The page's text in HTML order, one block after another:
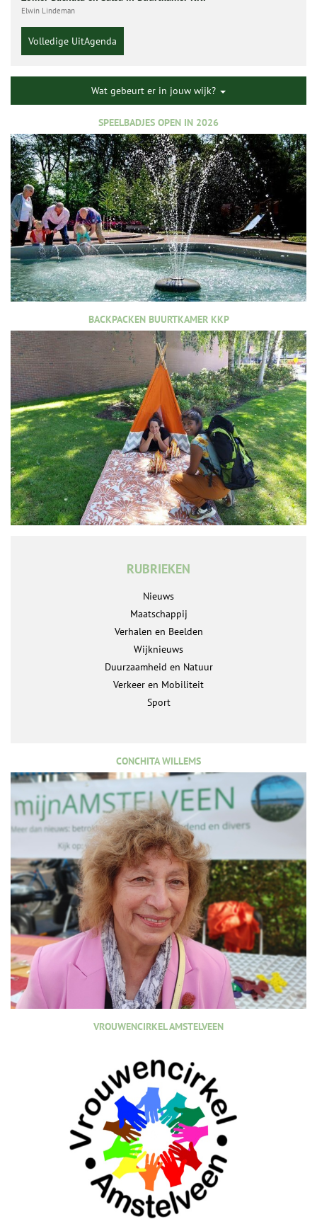
Elwin Lindeman
Volledige UitAgenda
Wat gebeurt er in jouw wijk?
SPEELBADJES OPEN IN 2026
BACKPACKEN BUURTKAMER KKP
RUBRIEKEN
Nieuws
Maatschappij
Verhalen en Beelden
Wijknieuws
Duurzaamheid en Natuur
Verkeer en Mobiliteit
Sport
CONCHITA WILLEMS
VROUWENCIRKEL AMSTELVEEN